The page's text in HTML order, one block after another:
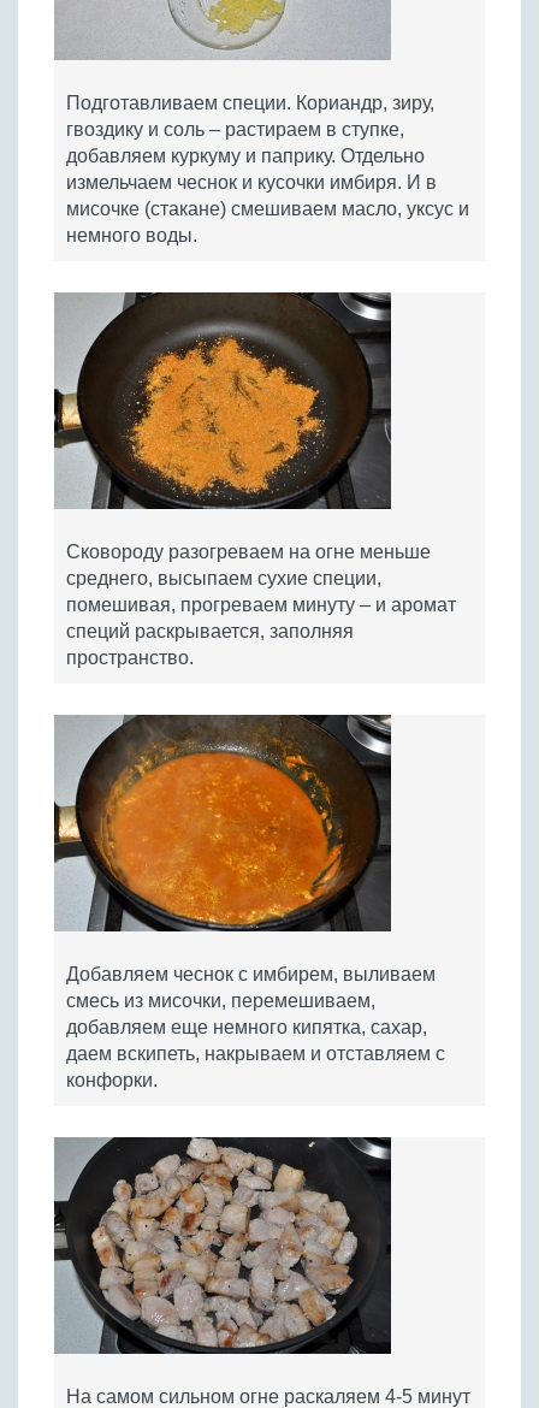
Подготавливаем специи. Кориандр, зиру,
гвоздику и соль – растираем в ступке,
добавляем куркуму и паприку. Отдельно
измельчаем чеснок и кусочки имбиря. И в
мисочке (стакане) смешиваем масло, уксус и
немного воды.
Сковороду разогреваем на огне меньше
среднего, высыпаем сухие специи,
помешивая, прогреваем минуту – и аромат
специй раскрывается, заполняя
пространство.
Добавляем чеснок с имбирем, выливаем
смесь из мисочки, перемешиваем,
добавляем еще немного кипятка, сахар,
даем вскипеть, накрываем и отставляем с
конфорки.
На самом сильном огне раскаляем 4-5 минут